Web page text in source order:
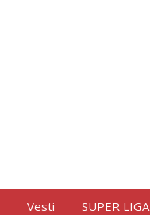
Vesti SUPER LIGA